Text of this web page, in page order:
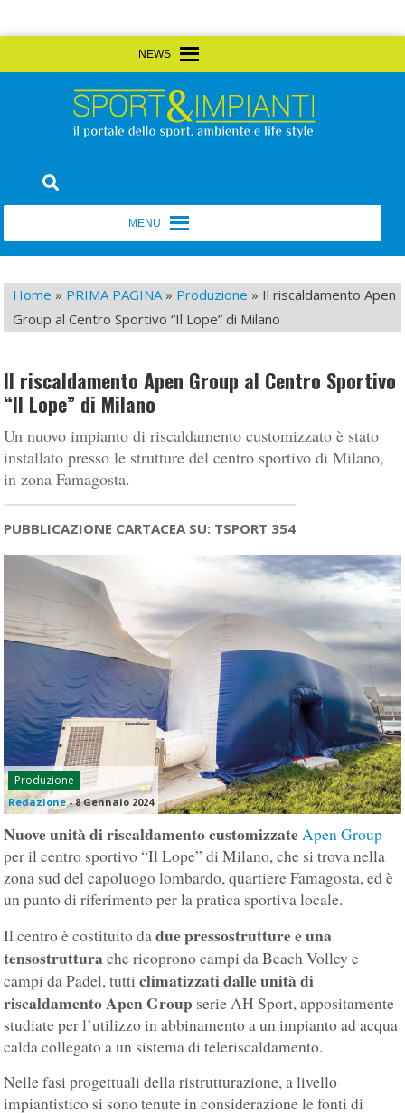
to
Sport&Impianti
Home » PRIMA PAGINA» Produzione » Il riscaldamento Apen
Group al Centro Sportivo “Il Lope” di Milano
Il riscaldamento Apen Group al Centro Sportivo
“Il Lope” di Milano
Un nuovo impianto di riscaldamento customizzato è stato
installato presso le strutture del centro sportivo di Milano,
in zona Famagosta.
PUBBLICAZIONE CARTACEA SU: TSPORT 354
Produzione
Redazione-8 Gennaio 2024
Nuove unità di riscaldamento customizzateApen Group
per il centro sportivo “Il Lope” di Milano, che si trova nella
zona sud del capoluogo lombardo, quartiere Famagosta, ed è
un punto di riferimento per la pratica sportiva locale.
Il centro è costituito dadue pressostrutture e una
tensostruttura che ricoprono campi da Beach Volley e
campi da Padel, tutticlimatizzati dalle unità di
riscaldamento Apen Group serie AH Sport, appositamente
studiate per l’utilizzo in abbinamento a un impianto ad acqua
calda collegato a un sistema di teleriscaldamento.
Nelle fasi progettuali della ristrutturazione, a livello
impiantistico si sono tenute in considerazione le fonti di